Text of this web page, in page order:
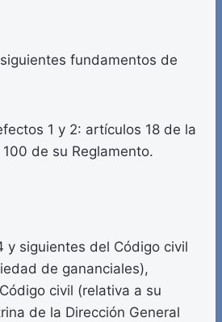
fundamentos de
1 y 2: artículos 18 de la
de su Reglamento.
siguientes del Código civil
de gananciales),
civil (relativa a su
de la Dirección General